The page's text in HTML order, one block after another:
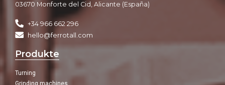
03670 Monforte del Cid, Alicante (España)
+34 966 662 296
hello@ferrotall.com
Produkte
Turning